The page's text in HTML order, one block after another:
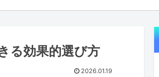
る効果的選び方
2026.01.19